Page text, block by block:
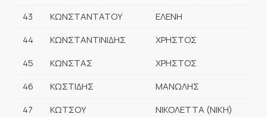
43
ΚΩΝΣΤΑΝΤΑΤΟΥ
ΕΛΕΝΗ
44
ΚΩΝΣΤΑΝΤΙΝΙΔΗΣ
ΧΡΗΣΤΟΣ
45
ΚΩΝΣΤΑΣ
ΧΡΗΣΤΟΣ
46
ΚΩΣΤΙΔΗΣ
ΜΑΝΩΛΗΣ
47
ΚΩΤΣΟΥ
ΝΙΚΟΛΕΤΤΑ (ΝΙΚΗ)